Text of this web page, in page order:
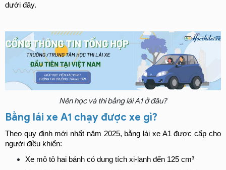
dưới đây.
Nên học và thi bằng lái A1 ở đâu?
Bằng lái xe A1 chạy được xe gì?
Theo quy định mới nhất năm 2025, bằng lái xe A1 được cấp cho
người điều khiển:
Xe mô tô hai bánh có dung tích xi-lanh đến 125 cm³